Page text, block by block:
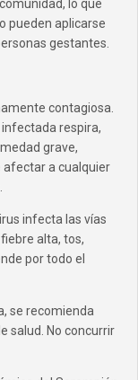
lo que
pueden aplicarse
gestantes.
contagiosa.
respira,
grave,
afectar a cualquier
infecta las vías
alta, tos,
por todo el
se recomienda
salud. No concurrir